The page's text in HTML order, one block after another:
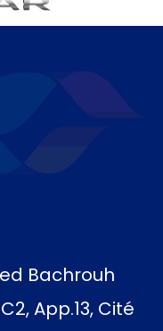
Bachrouh
App.13, Cité